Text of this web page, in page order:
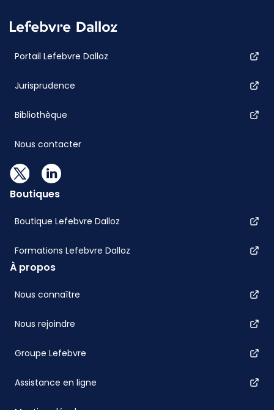
Portail Lefebvre Dalloz
Jurisprudence
Bibliothèque
Nous contacter
Boutiques
Boutique Lefebvre Dalloz
Formations Lefebvre Dalloz
À propos
Nous connaître
Nous rejoindre
Groupe Lefebvre
Assistance en ligne